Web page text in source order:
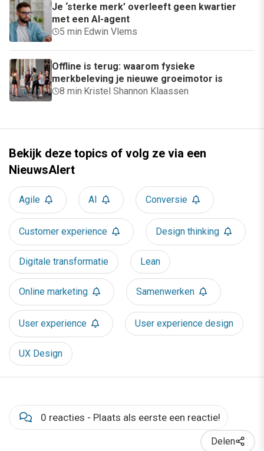
Je ‘sterke merk’ overleeft geen kwartier
met een AI-agent
5 min·Edwin Vlems
Offline is terug: waarom fysieke
merkbeleving je nieuwe groeimotor is
8 min·Kristel Shannon Klaassen
Bekijk deze topics of volg ze via een
NieuwsAlert
Agile AI Conversie
Customer experience Design thinking
Digitale transformatie Lean
Online marketing Samenwerken
User experience User experience design
UX Design
0 reacties - Plaats als eerste een reactie!
Delen